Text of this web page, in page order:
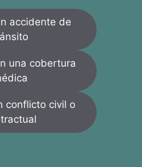
accidente de
una cobertura
conflicto civil o